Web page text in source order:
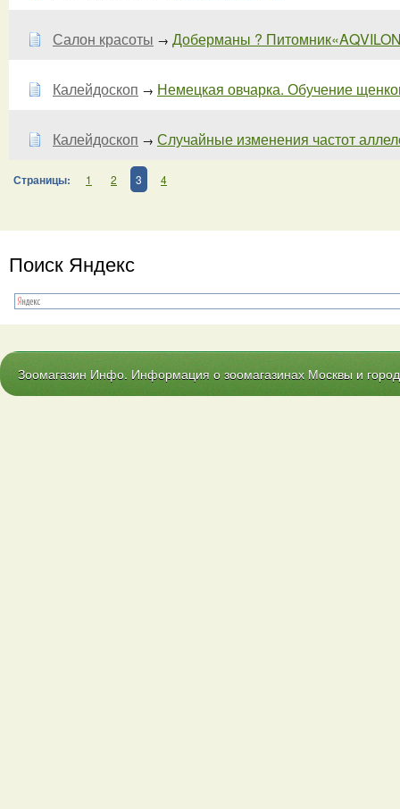
Салон красоты → Доберманы ?
Калейдоскоп → Немецкая овчарка. Обучение
Калейдоскоп → Случайные изменения частот
Страницы: 1 2 3 4
Поиск Яндекс
Зоомагазин Инфо. Информация о зоомагазинах Москвы и